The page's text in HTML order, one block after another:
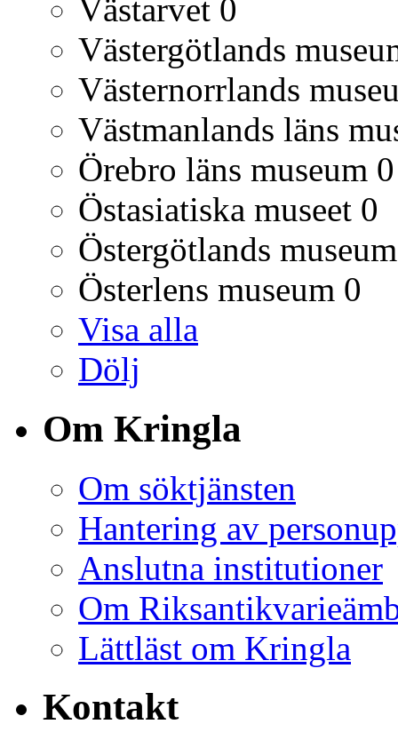
Västarvet 0
Västergötlands
Västernorrlands
Västmanlands läns
Örebro läns museum 0
Östasiatiska museet 0
Östergötlands museum
Österlens museum 0
Visa alla
Dölj
Om Kringla
Om söktjänsten
Hantering av
Anslutna institutioner
Om
Lättläst om Kringla
Kontakt